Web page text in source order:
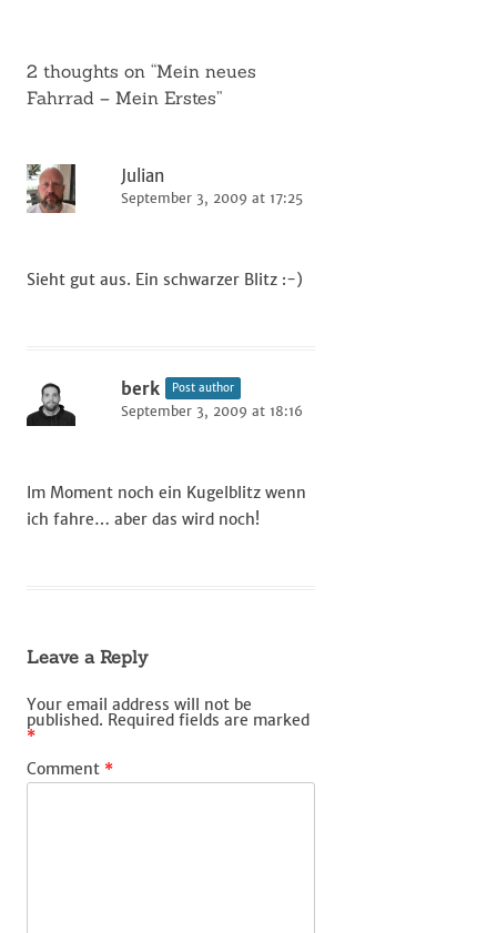
2 thoughts on “Mein neues
Fahrrad – Mein Erstes”
Julian
September 3, 2009 at 17:25
Sieht gut aus. Ein schwarzer Blitz :-)
berk Post author
September 3, 2009 at 18:16
Im Moment noch ein Kugelblitz wenn
ich fahre… aber das wird noch!
Leave a Reply
Your email address will not be
published. Required fields are marked
*
Comment *